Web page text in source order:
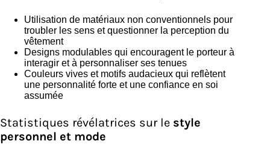
Utilisation de matériaux non conventionnels pour
troubler les sens et questionner la perception du
vêtement
Designs modulables qui encouragent le porteur à
interagir et à personnaliser ses tenues
Couleurs vives et motifs audacieux qui reflètent
une personnalité forte et une confiance en soi
assumée
Statistiques révélatrices sur le style
personnel et mode